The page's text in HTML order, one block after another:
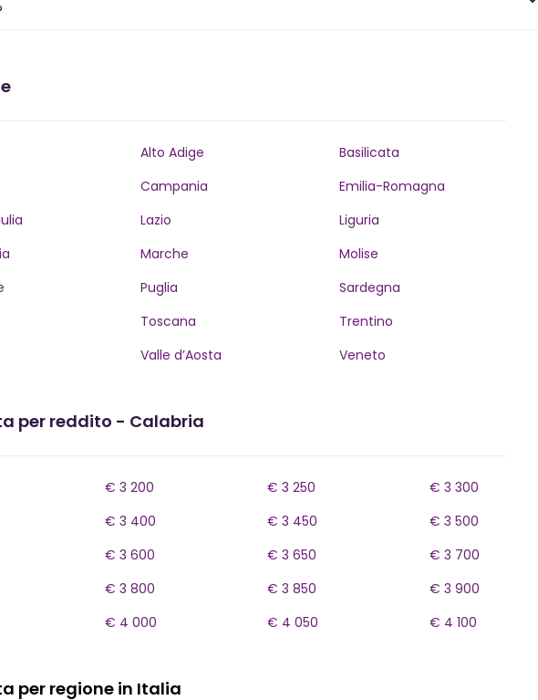
Alto Adige
Basilicata
Campania
Emilia-Romagna
Lazio
Liguria
Marche
Molise
Puglia
Sardegna
Toscana
Trentino
Valle d’Aosta Veneto
per reddito - Calabria
€ 3 200 € 3 250
€ 3 300
€ 3 400 € 3 450
€ 3 500
€ 3 600 € 3 650
€ 3 700
€ 3 800 € 3 850
€ 3 900
€ 4 000 € 4 050 € 4 100
per regione in Italia